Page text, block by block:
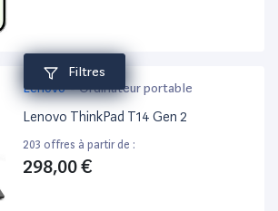
Filtres
Lenovo- Ordinateur portable
Lenovo ThinkPad T14 Gen 2
203 offres à partir de :
298,00 €